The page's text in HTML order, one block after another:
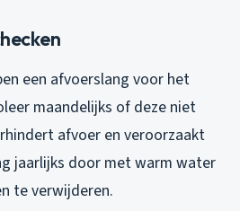
een afvoerslang voor het
maandelijks of deze niet
afvoer en veroorzaakt
jaarlijks door met warm water
te verwijderen.